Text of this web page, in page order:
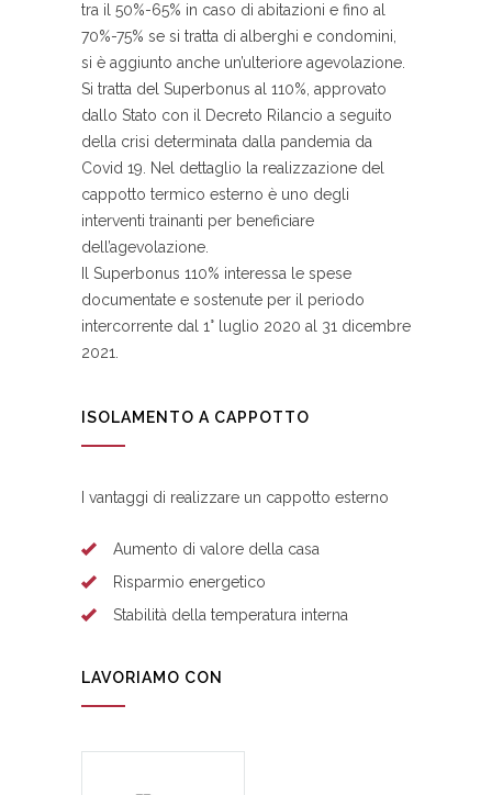
tra il 50%-65% in caso di abitazioni e fino al
70%-75% se si tratta di alberghi e condomini,
si è aggiunto anche un’ulteriore agevolazione.
Si tratta del Superbonus al 110%, approvato
dallo Stato con il Decreto Rilancio a seguito
della crisi determinata dalla pandemia da
Covid 19. Nel dettaglio la realizzazione del
cappotto termico esterno è uno degli
interventi trainanti per beneficiare
dell’agevolazione.
Il Superbonus 110% interessa le spese
documentate e sostenute per il periodo
intercorrente dal 1° luglio 2020 al 31 dicembre
2021.
ISOLAMENTO A CAPPOTTO
I vantaggi di realizzare un cappotto esterno
Aumento di valore della casa
Risparmio energetico
Stabilità della temperatura interna
LAVORIAMO CON